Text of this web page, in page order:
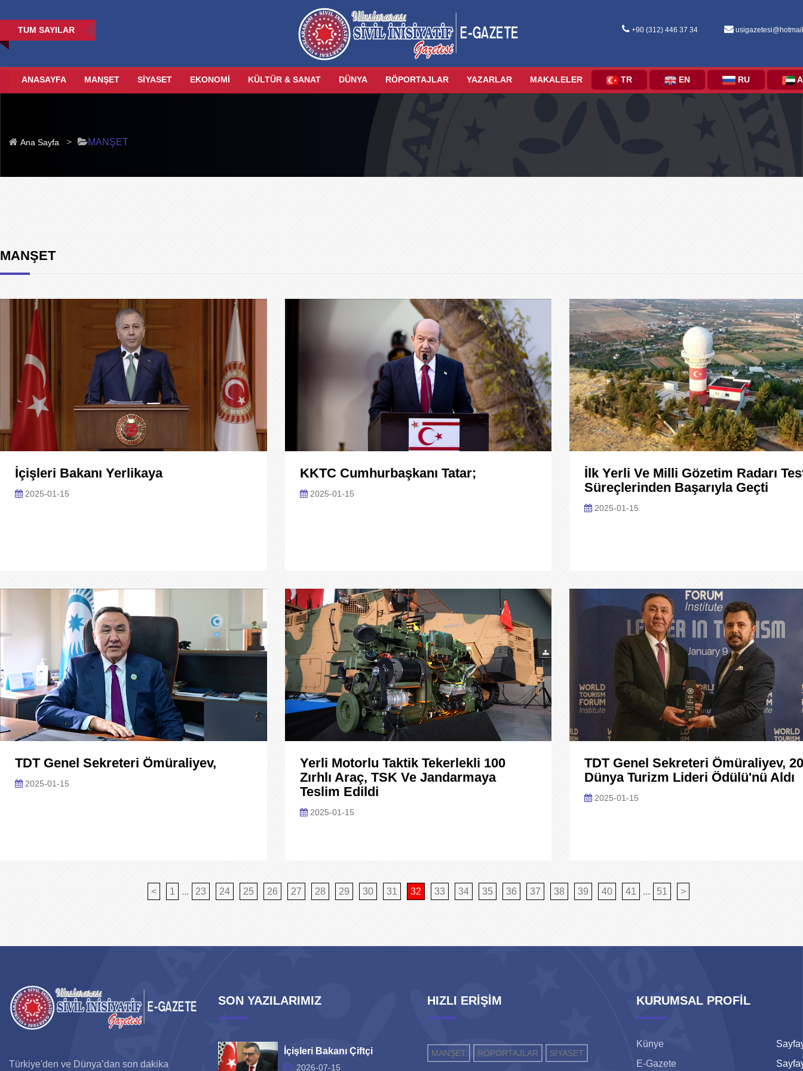
TUM SAYILAR +90 (312) 446 37 34
ANASAYFA MANŞET SİYASET EKONOMİ KÜLTÜR & SANAT DÜNYA RÖPORTAJLAR YAZARLAR MAKALELER TR EN RU
Ana Sayfa > MANŞET
MANŞET
İçişleri Bakanı Yerlikaya
2025-01-15
KKTC Cumhurbaşkanı Tatar;
2025-01-15
İlk Yerli Ve Milli Gözetim Radarı
Süreçlerinden Başarıyla Geçti
2025-01-15
TDT Genel Sekreteri Ömüraliyev,
2025-01-15
Yerli Motorlu Taktik Tekerlekli 100
Zırhlı Araç, TSK Ve Jandarmaya
Teslim Edildi
2025-01-15
TDT Genel Sekreteri Ömüraliyev,
Dünya Turizm Lideri Ödülü'nü Aldı
2025-01-15
< 1 ... 23 24 25 26 27 28 29 30 31 32 33 34 35 36 37 38 39 40 41 ... 51 >
Türkiye'den ve Dünya’dan son dakika
SON YAZILARIMIZ
İçişleri Bakanı Çiftçi
2026-07-15
HIZLI ERİŞİM
MANŞET RÖPORTAJLAR SİYASET
KURUMSAL PROFİL
Künye
E-Gazete